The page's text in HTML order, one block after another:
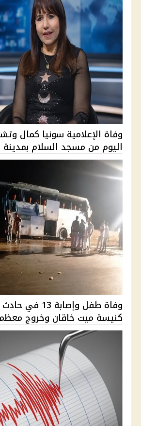
وفاة الإعلامية سونيا كمال
اليوم من مسجد السلام بمدينة
وفاة طفل وإصابة
كنيسة ميت خاقان وخروج معظم